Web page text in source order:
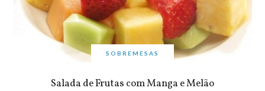
SOBREMESAS
Salada de Frutas com Manga e Melão